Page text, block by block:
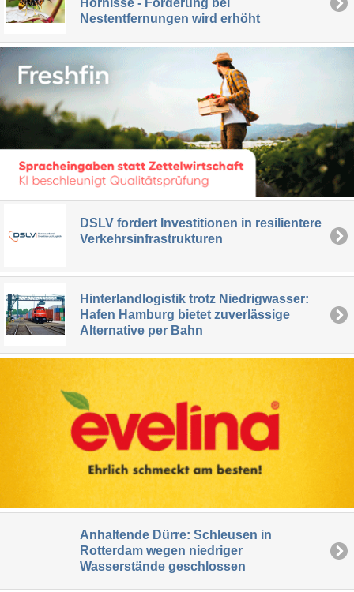
Hornisse - Förderung bei
Nestentfernungen wird erhöht
DSLV fordert Investitionen in resilientere
Verkehrsinfrastrukturen
Hinterlandlogistik trotz Niedrigwasser:
Hafen Hamburg bietet zuverlässige
Alternative per Bahn
Anhaltende Dürre: Schleusen in
Rotterdam wegen niedriger
Wasserstände geschlossen